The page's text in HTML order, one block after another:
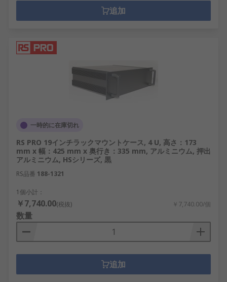
追加
一時的に在庫切れ
RS PRO 19インチラックマウントケース, 4 U, 高さ：173
mm x 幅：425 mm x 奥行き：335 mm, アルミニウム, 押出
アルミニウム, HSシリーズ, 黒
RS品番 188-1321
1個小計：
￥7,740.00(税抜) ￥7,740.00/個
数量
追加